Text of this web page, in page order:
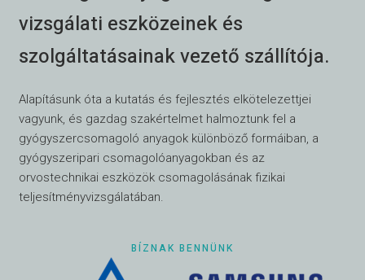
vizsgálati eszközeinek és
szolgáltatásainak vezető szállítója.
Alapításunk óta a kutatás és fejlesztés elkötelezettjei
vagyunk, és gazdag szakértelmet halmoztunk fel a
gyógyszercsomagoló anyagok különböző formáiban, a
gyógyszeripari csomagolóanyagokban és az
orvostechnikai eszközök csomagolásának fizikai
teljesítményvizsgálatában.
BÍZNAK BENNÜNK